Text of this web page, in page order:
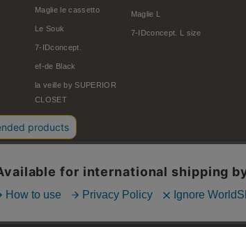
Maglie le cassetto
Le Souk
7-IDconcept.
ef-de Black
la veille by SUPERIOR
CLOSET
Maglie L
7-IDconcept. L size